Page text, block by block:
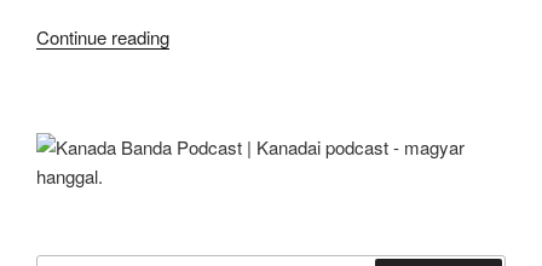
Continue reading“Karácsony